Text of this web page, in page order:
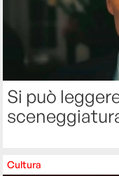
Si può
Cultura